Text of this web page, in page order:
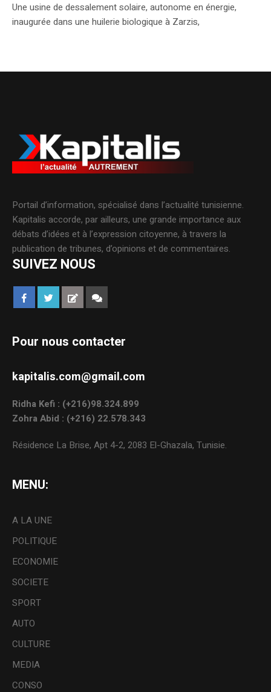
Une usine de dessalement solaire, autonome en énergie,
inaugurée dans une huilerie biologique à Zarzis,
Portail d’information, spécialisé dans l’actualité tunisienne.
Kapitalis accorde, par ailleurs, une grande importance aux
débats d’idées et à l’expression citoyenne, à travers la
publication de tribunes, d’opinions et de commentaires.
SUIVEZ NOUS
Pour nous contacter
kapitalis.com@gmail.com
Ridha Kefi : (+216)98.324.899
Zohra Abid : (+216) 22.578.343
Résidence La Brise, Apt 4-2, 2083 El-Ghazala, Tunisie.
MENU:
A LA UNE
POLITIQUE
ECONOMIE
SOCIETE
SPORT
AUTO
CULTURE
MEDIA
CONSO